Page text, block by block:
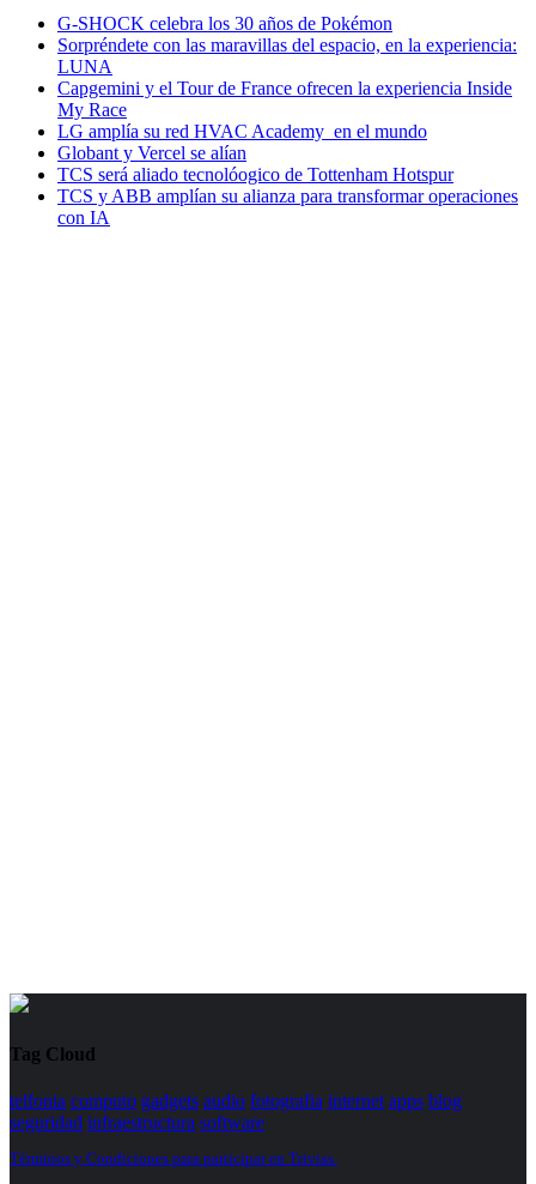
G-SHOCK celebra los 30 años de Pokémon
Sorpréndete con las maravillas del espacio, en la experiencia:
LUNA
Capgemini y el Tour de France ofrecen la experiencia Inside
My Race
LG amplía su red HVAC Academy en el mundo
Globant y Vercel se alían
TCS será aliado tecnolóogico de Tottenham Hotspur
TCS y ABB amplían su alianza para transformar operaciones
con IA
Tag Cloud
telfonia computo gadgets audio fotografia internet apps blog
seguridad infraestructura software
Términos y Condiciones para participar en Trivias.